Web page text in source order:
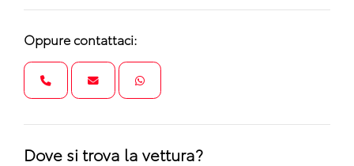
Oppure contattaci:
Dove si trova la vettura?